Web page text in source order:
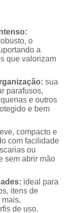
o
a
que valorizam
sua
parafusos,
e outros
e bem
compacto e
com facilidade
ou
sem abrir mão
ideal para
itens de
de uso.